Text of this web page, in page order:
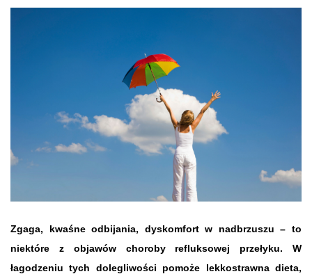
Zgaga, kwaśne odbijania, dyskomfort w nadbrzuszu – to
niektóre z objawów choroby refluksowej przełyku. W
łagodzeniu tych dolegliwości pomoże lekkostrawna dieta,